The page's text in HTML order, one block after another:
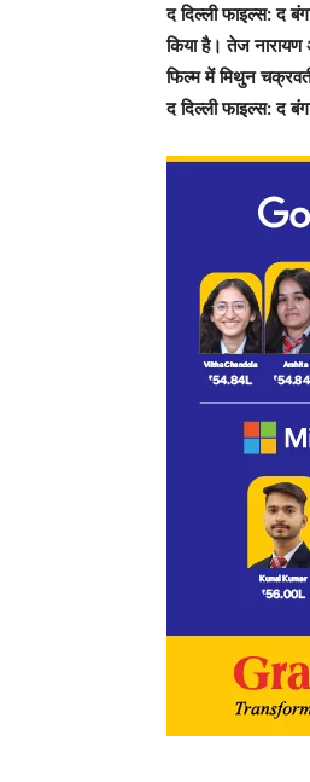
द दिल्ली फाइल्स: द
किया है। तेज
फिल्म में मिथुन
द दिल्ली फाइल्स: द